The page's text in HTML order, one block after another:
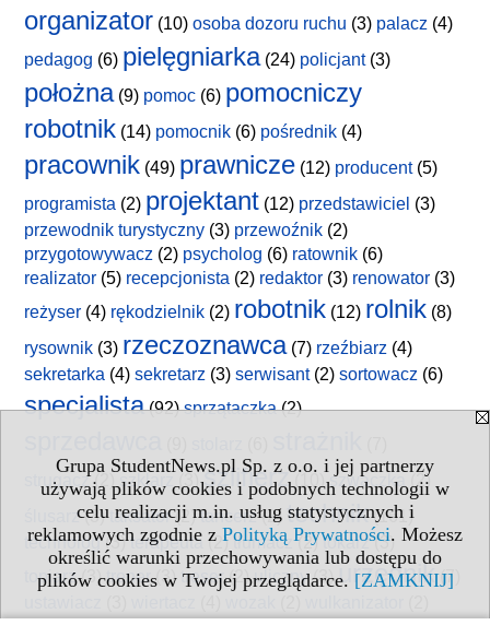
Grupa StudentNews.pl Sp. z o.o. i jej partnerzy
używają plików cookies i podobnych technologii w
celu realizacji m.in. usług statystycznych i
reklamowych zgodnie z Polityką Prywatności. Możesz
określić warunki przechowywania lub dostępu do
plików cookies w Twojej przeglądarce. [ZAMKNIJ]
organizator (10) osoba dozoru ruchu (3) palacz (4)
pedagog (6) pielęgniarka(24) policjant(3)
położna(9) pomoc (6) pomocniczy
robotnik (14) pomocnik (6) pośrednik (4)
pracownik (49) prawnicze (12) producent(5)
programista (2) projektant (12) przedstawiciel (3)
przewodnik turystyczny (3) przewoźnik (2)
przygotowywacz (2) psycholog (6) ratownik (6)
realizator (5) recepcjonista (2) redaktor (3) renowator (3)
reżyser (4) rękodzielnik (2) robotnik (12) rolnik (8)
rysownik (3) rzeczoznawca(7) rzeźbiarz (4)
sekretarka (4) sekretarz (3) serwisant(2) sortowacz (6)
specjalista(92) sprzątaczka(2)
strugacz(2) szklarz szlifierz(10) szwaczka
(2)
ślusarz(3) taksator(2) tancerz(2) technik(161)
technolog(3) terapeuta (2) tłumacz (2) tokarz(3)
topiarz(3) trener(3) treser(2) uliczny(3) urzędnik(7)